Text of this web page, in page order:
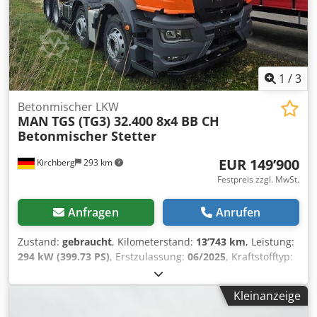
1 /3
Kirchberg 293 km
Betonmischer LKW
MAN TGS (TG3) 32.400 8x4 BB CH
Betonmischer Stetter
EUR 149’900
Festpreis zzgl. MwSt.
Anfragen Anrufen
Zustand: gebraucht, Kilometerstand: 13’743 km, Leistung:
294 kW (399.73 PS), Erstzulassung: 06/2025, Kraftstofftyp:
32’000 kg
3 Achsen, nächste Prüfung (TÜV):06/2026, Bremsen:
, Emissionsklasse:
Kleinanzeige